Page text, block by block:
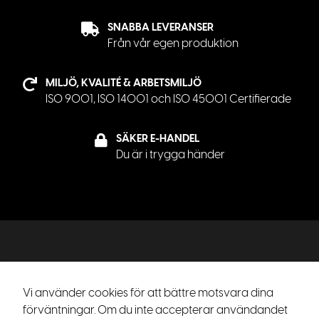
SNABBA LEVERANSER
Från vår egen produktion
MILJÖ, KVALITÉ & ARBETSMILJÖ
ISO 9001, ISO 14001 och ISO 45001 Certifierade
SÄKER E-HANDEL
Du är i trygga händer
Vi använder cookies för att bättre motsvara dina
förväntningar. Om du inte accepterar användandet